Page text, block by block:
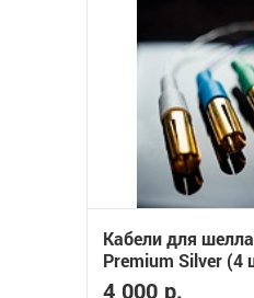
Кабели для
Premium Silver (4
4 000 р.